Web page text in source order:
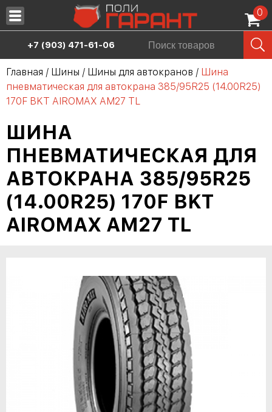
0
Запчасти
Шины
Аренда спецтехники
Продажа спецтехники
О нас
Дилерам
+7 (903) 471-61-06
Главная / Шины / Шины для автокранов / Шина
пневматическая для автокрана 385/95R25 (14.00R25)
170F BKT AIROMAX AM27 TL
ШИНА
ПНЕВМАТИЧЕСКАЯ ДЛЯ
АВТОКРАНА 385/95R25
(14.00R25) 170F BKT
AIROMAX AM27 TL